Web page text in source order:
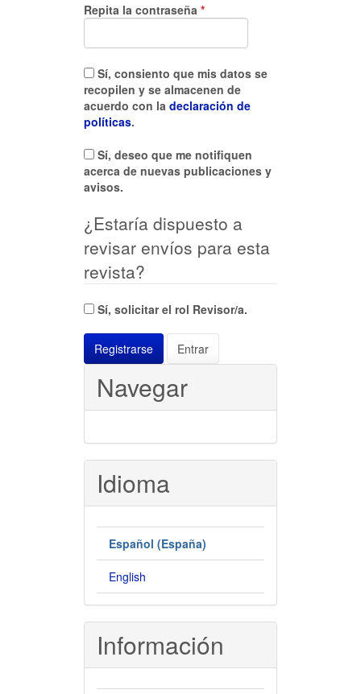
Repita la contraseña *Obligatorio
recopilen y se almacenen de
acuerdo con la declaración de
políticas.
acerca de nuevas publicaciones y
avisos.
¿Estaría dispuesto a
revisar envíos para esta
revista?
Sí, solicitar el rol Revisor/a.
Registrarse Entrar
Navegar
Idioma
Español (España)
English
Información